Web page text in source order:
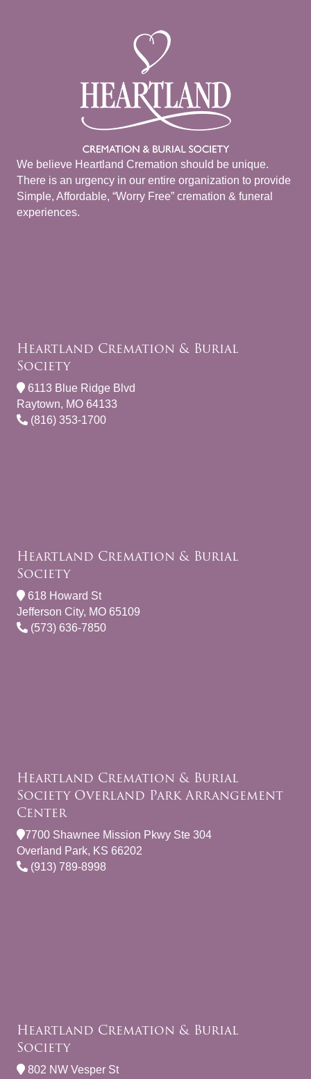
We believe Heartland Cremation should be unique.
There is an urgency in our entire organization to provide
Simple, Affordable, “Worry Free” cremation & funeral
experiences.
Heartland Cremation & Burial
Society
6113 Blue Ridge Blvd
Raytown, MO 64133
(816) 353-1700
Heartland Cremation & Burial
Society
618 Howard St
Jefferson City, MO 65109
(573) 636-7850
Heartland Cremation & Burial
Society Overland Park Arrangement
Center
7700 Shawnee Mission Pkwy Ste 304
Overland Park, KS 66202
(913) 789-8998
Heartland Cremation & Burial
Society
802 NW Vesper St